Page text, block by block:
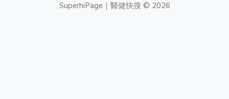
SuperhiPage｜ 醫健快搜 © 2026